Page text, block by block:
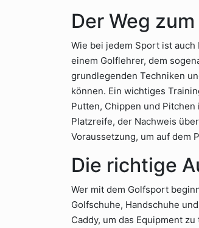
Der Weg
Wie bei jedem Sport ist
einem Golflehrer, dem
grundlegenden Techniken
können. Ein wichtiges
Putten, Chippen und
Platzreife, der Nachweis
Voraussetzung, um auf dem
Die richtige
Wer mit dem Golfsport
Golfschuhe, Handschuhe
Caddy, um das Equipment